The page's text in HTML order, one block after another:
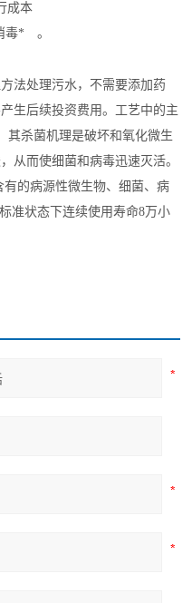
成本
毒* 。
法处理污水，不需要添加药
生后续投资费用。工艺中的主
其杀菌机理是破坏和氧化微生
从而使细菌和病毒迅速灭活。
的病源性微生物、细菌、病
准状态下连续使用寿命8万小